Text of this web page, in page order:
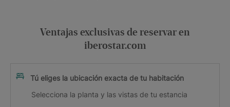
Ventajas exclusivas de reservar en
iberostar.com
Tú eliges la ubicación exacta de tu habitación
Selecciona la planta y las vistas de tu estancia